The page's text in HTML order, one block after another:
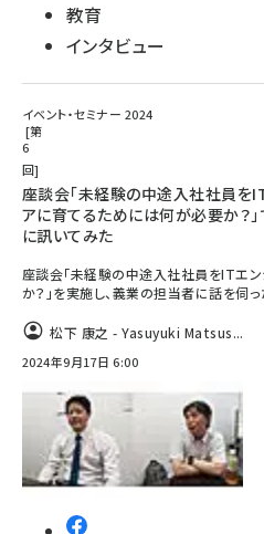
教育
インタビュー
イベント・セミナー 2024
第
6
回
座談会「未経験の中途入社社員を
アに育てるためには何が必要か？
に訊いてみた
座談会「未経験の中途入社社員をITエ
か？」を実施し、義業の担当者に話を伺っ
松下 康之 - Yasuyuki Matsus...
2024年9月17日 6:00